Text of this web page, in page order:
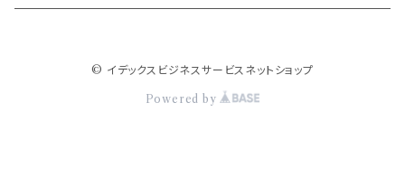
© イデックスビジネスサービスネットショップ
Powered by